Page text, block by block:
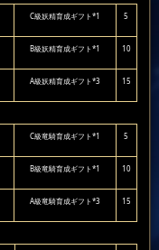
C級妖精育成ギフト*1 5
B級妖精育成ギフト*1 10
A級妖精育成ギフト*3 15
C級竜騎育成ギフト*1 5
B級竜騎育成ギフト*1 10
A級竜騎育成ギフト*3 15